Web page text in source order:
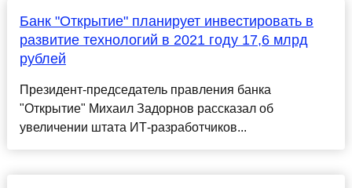
Банк "Открытие" планирует инвестировать в
развитие технологий в 2021 году 17,6 млрд
рублей
Президент-председатель правления банка
"Открытие" Михаил Задорнов рассказал об
увеличении штата ИТ-разработчиков...